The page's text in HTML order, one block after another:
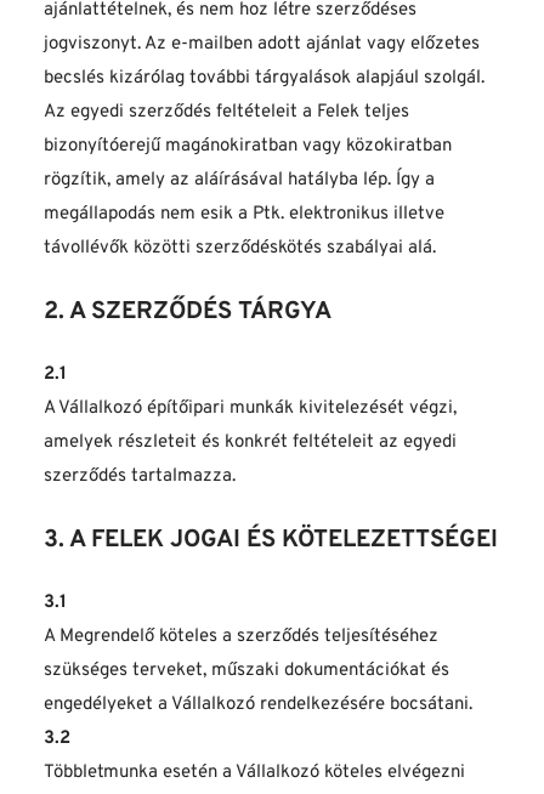
ajánlattételnek, és nem hoz létre szerződéses
jogviszonyt. Az e-mailben adott ajánlat vagy előzetes
becslés kizárólag további tárgyalások alapjául szolgál.
Az egyedi szerződés feltételeit a Felek teljes
bizonyítóerejű magánokiratban vagy közokiratban
rögzítik, amely az aláírásával hatályba lép. Így a
megállapodás nem esik a Ptk. elektronikus illetve
távollévők közötti szerződéskötés szabályai alá.
2. A SZERZŐDÉS TÁRGYA
2.1
A Vállalkozó építőipari munkák kivitelezését végzi,
amelyek részleteit és konkrét feltételeit az egyedi
szerződés tartalmazza.
3. A FELEK JOGAI ÉS KÖTELEZETTSÉGEI
3.1
A Megrendelő köteles a szerződés teljesítéséhez
szükséges terveket, műszaki dokumentációkat és
engedélyeket a Vállalkozó rendelkezésére bocsátani.
3.2
Többletmunka esetén a Vállalkozó köteles elvégezni